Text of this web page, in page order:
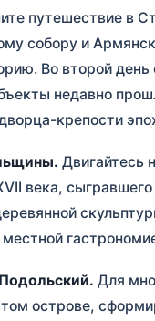
путешествие в
собору и
Во второй
недавно
крепости
Двигайтесь
века,
Для
острове,